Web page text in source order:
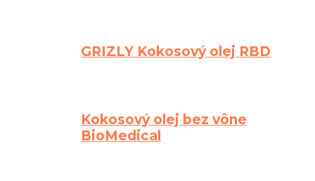
GRIZLY Kokosový olej RBD
Kokosový olej bez vône
BioMedical